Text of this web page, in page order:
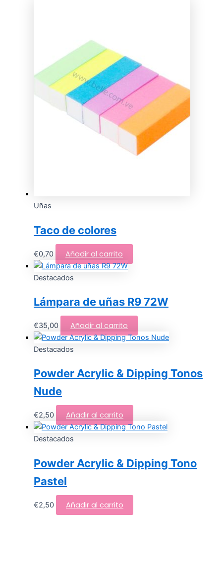
Uñas
Taco de colores
€0,70 Añadir al carrito
Destacados
Lámpara de uñas R9 72W
€35,00 Añadir al carrito
Destacados
Powder Acrylic & Dipping Tonos
Nude
€2,50 Añadir al carrito
Destacados
Powder Acrylic & Dipping Tono
Pastel
€2,50 Añadir al carrito